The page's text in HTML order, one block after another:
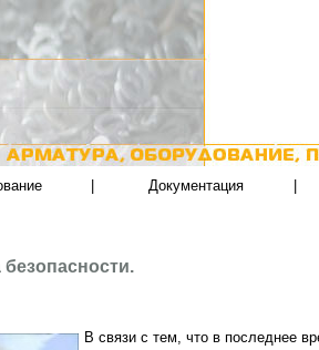
Документация
безопасности.
В связи с тем, что в последнее